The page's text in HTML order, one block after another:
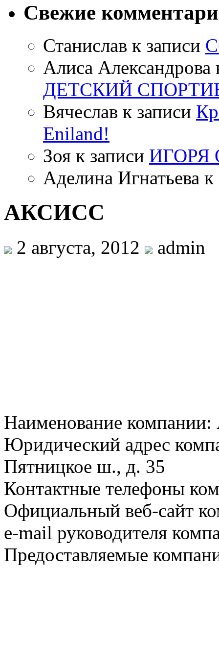
Свежие
Станислав к записи
Алиса Александрова
ДЕТСКИЙ
Вячеслав к записи
Eniland!
Зоя к записи ИГОРЯ
Аделина Игнатьева к
АКСИСС
2 августа, 2012 admin
Наименование
Юридический адрес
Пятницкое ш., д. 35
Контактные телефоны
Официальный веб-сайт
e-mail руководителя
Предоставляемые